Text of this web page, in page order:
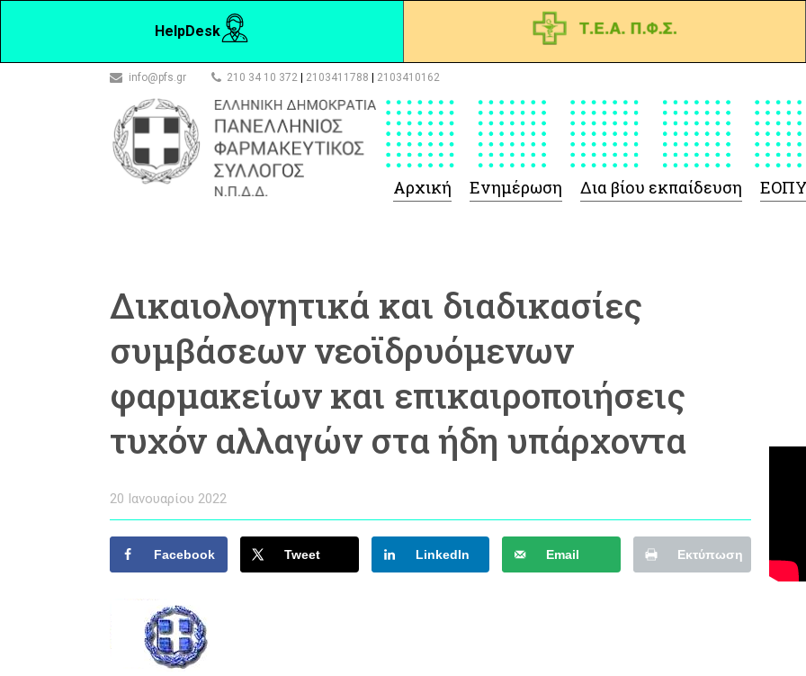
HelpDesk
info@pfs.gr 210 34 10 372 2103411788 2103410162
Αρχική Ενημέρωση Δια βίου εκπαίδευση
Δικαιολογητικά και διαδικασίες
συμβάσεων νεοϊδρυόμενων
φαρμακείων και επικαιροποιήσεις
τυχόν αλλαγών στα ήδη υπάρχοντα
20 Ιανουαρίου 2022
Facebook Tweet LinkedIn Email Εκτύπωση